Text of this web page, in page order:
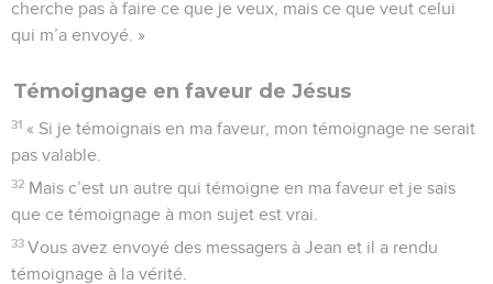
cherche pas à faire ce que je veux, mais ce que veut celui
qui m’a envoyé. »
Témoignage en faveur de Jésus
31 « Si je témoignais en ma faveur, mon témoignage ne serait
pas valable.
32 Mais c’est un autre qui témoigne en ma faveur et je sais
que ce témoignage à mon sujet est vrai.
33 Vous avez envoyé des messagers à Jean et il a rendu
témoignage à la vérité.